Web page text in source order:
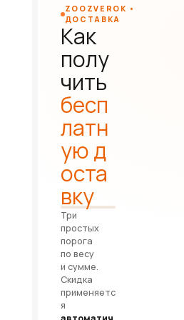
ZOOZVEROK •
ДОСТАВКА
Как
полу
чить
бесп
латн
ую д
оста
вку
Три
простых
порога
по весу
и сумме.
Скидка
применяетс
я